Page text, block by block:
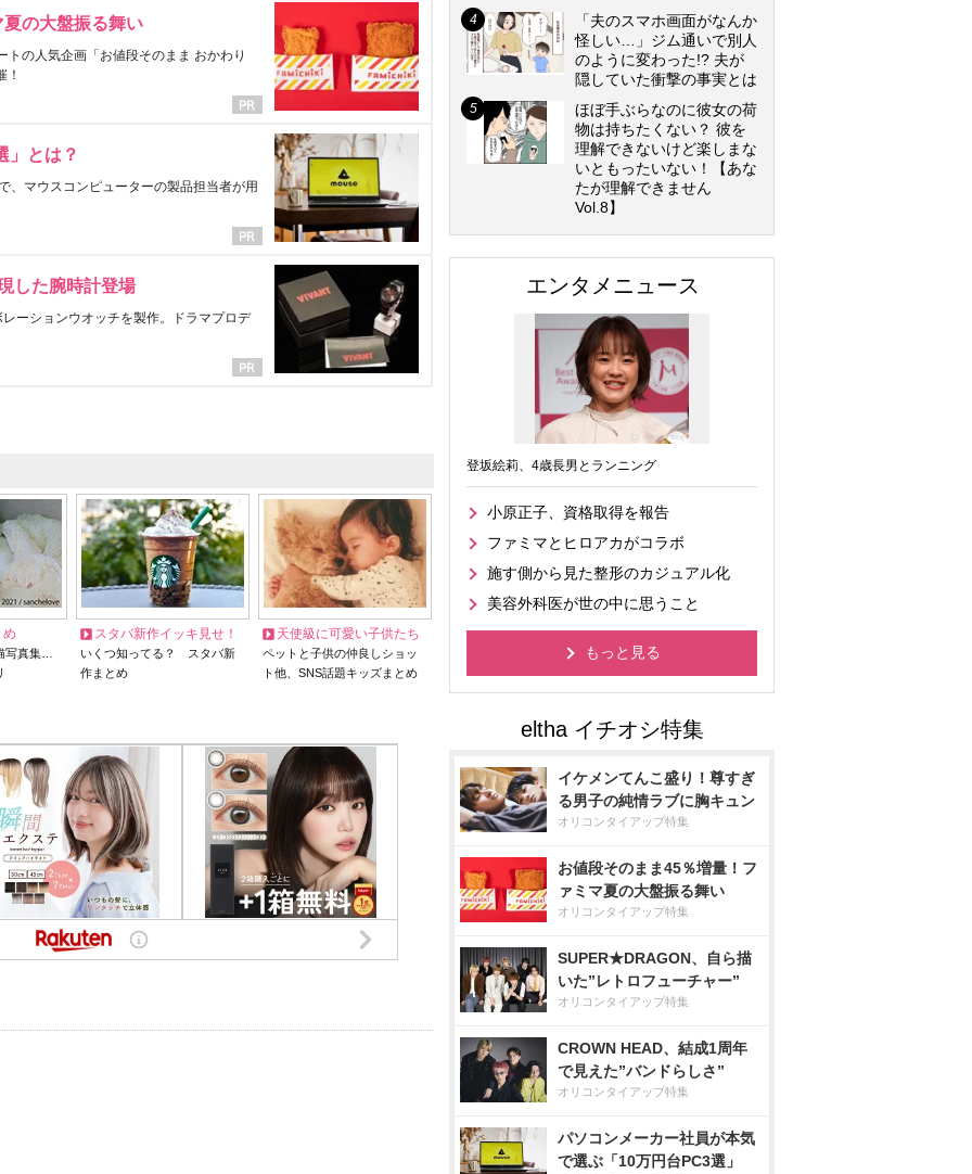
の大盤振る舞い
の人気企画「お値段そのまま おかわり
！
」とは？
、マウスコンピューターの製品担当者が用
した腕時計登場
ーションウオッチを製作。ドラマプロデ
め
写真集…
スタバ新作イッキ見せ！
いくつ知ってる？ スタバ新
作まとめ
天使級に可愛い子供たち
ペットと子供の仲良しショッ
ト他、SNS話題キッズまとめ
「夫のスマホ画面がなんか
怪しい…」ジム通いで別人
のように変わった!? 夫が
隠していた衝撃の事実とは
ほぼ手ぶらなのに彼女の荷
物は持ちたくない？ 彼を
理解できないけど楽しまな
いともったいない！【あな
たが理解できません
Vol.8】
エンタメニュース
登坂絵莉、4歳長男とランニング
小原正子、資格取得を報告
ファミマとヒロアカがコラボ
施す側から見た整形のカジュアル化
美容外科医が世の中に思うこと
もっと見る
イケメンてんこ盛り！尊すぎ
る男子の純情ラブに胸キュン
オリコンタイアップ特集
お値段そのまま45％増量！フ
ァミマ夏の大盤振る舞い
オリコンタイアップ特集
SUPER★DRAGON、自ら描
いた”レトロフューチャー”
オリコンタイアップ特集
CROWN HEAD、結成1周年
で見えた”バンドらしさ”
オリコンタイアップ特集
パソコンメーカー社員が本気
で選ぶ「10万円台PC3選」